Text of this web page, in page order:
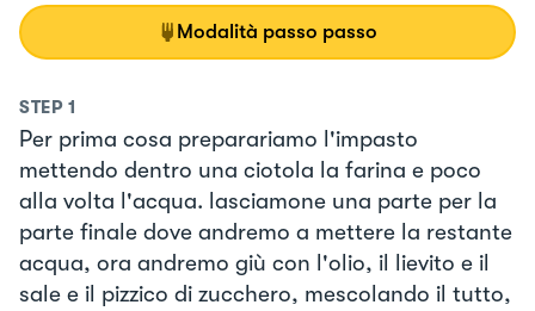
Modalità passo passo
STEP 1
Per prima cosa preparariamo l'impasto
mettendo dentro una ciotola la farina e poco
alla volta l'acqua. lasciamone una parte per la
parte finale dove andremo a mettere la restante
acqua, ora andremo giù con l'olio, il lievito e il
sale e il pizzico di zucchero, mescolando il tutto,